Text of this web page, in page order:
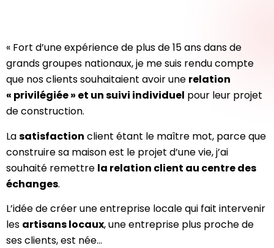
« Fort d’une expérience de plus de 15 ans dans de
grands groupes nationaux, je me suis rendu compte
que nos clients souhaitaient avoir une relation
« privilégiée » et un suivi individuel pour leur projet
de construction.
Lasatisfaction client étant le maître mot, parce que
construire sa maison est le projet d’une vie, j’ai
souhaité remettre la relation client au centre des
échanges.
L’idée de créer une entreprise locale qui fait intervenir
les artisans locaux, une entreprise plus proche de
ses clients, est née…